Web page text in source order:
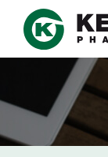
Pasar
contenido